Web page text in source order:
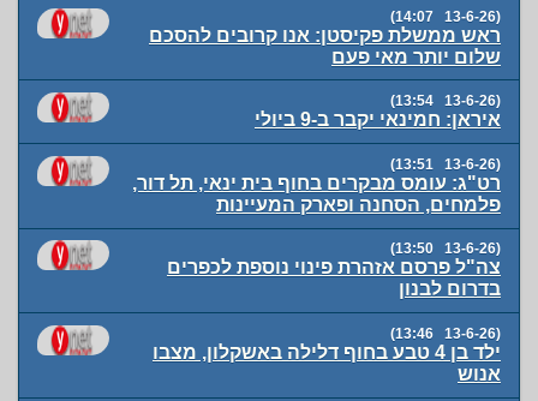
(13-6-26 14:07)
ראש ממשלת פקיסטן: אנו קרובים להסכם
שלום יותר מאי פעם
(13-6-26 13:54)
איראן: חמינאי יקבר ב-9 ביולי
(13-6-26 13:51)
רט"ג: עומס מבקרים בחוף בית ינאי, תל דור,
פלמחים, הסחנה ופארק המעיינות
(13-6-26 13:50)
צה"ל פרסם אזהרת פינוי נוספת לכפרים
בדרום לבנון
(13-6-26 13:46)
ילד בן 4 טבע בחוף דלילה באשקלון, מצבו
אנוש